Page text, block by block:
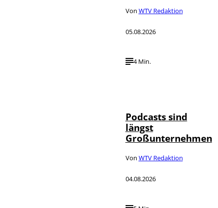
Von WTV Redaktion
05.08.2026
4 Min.
Podcasts sind
längst
Großunternehmen
Von WTV Redaktion
04.08.2026